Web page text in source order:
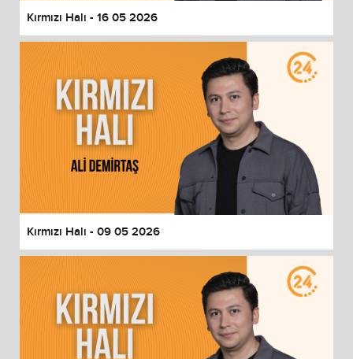
Kırmızı Halı - 16 05 2026
Kırmızı Halı - 09 05 2026